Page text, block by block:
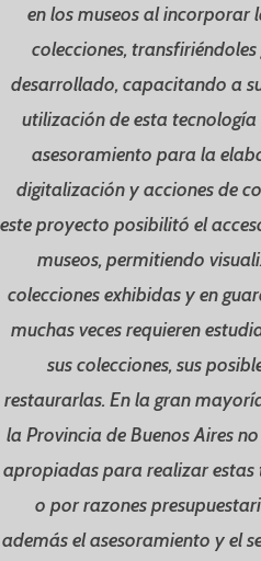
en los museos al incorporar
colecciones,
desarrollado, capacitando a
utilización de esta
asesoramiento para la
digitalización y acciones de
este proyecto posibilitó el
museos, permitiendo
colecciones exhibidas y en
muchas veces requieren
sus colecciones, sus
restaurarlas. En la gran
la Provincia de Buenos Aires
apropiadas para realizar estas
o por razones
además el asesoramiento y el